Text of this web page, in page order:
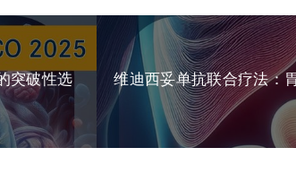
突破性选
维迪西妥单抗联合疗法：